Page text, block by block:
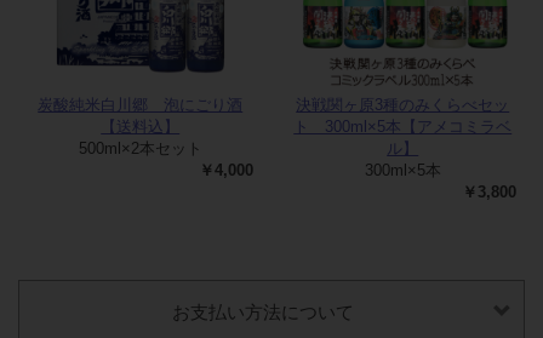
炭酸純米白川郷 泡にごり酒
【送料込】
500ml×2本セット
￥4,000
決戦関ヶ原3種のみくらべセッ
ト 300ml×5本【アメコミラベ
ル】
300ml×5本
￥3,800
お支払い方法について